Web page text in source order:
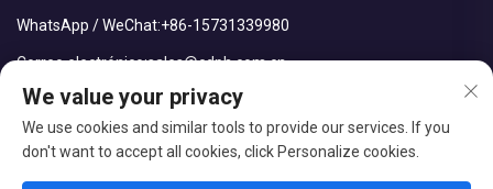
WhatsApp / WeChat:+86-15731339980
Correo electrónico:sales@cdph.com.cn
We value your privacy
We use cookies and similar tools to provide our services. If you
don't want to accept all cookies, click Personalize cookies.